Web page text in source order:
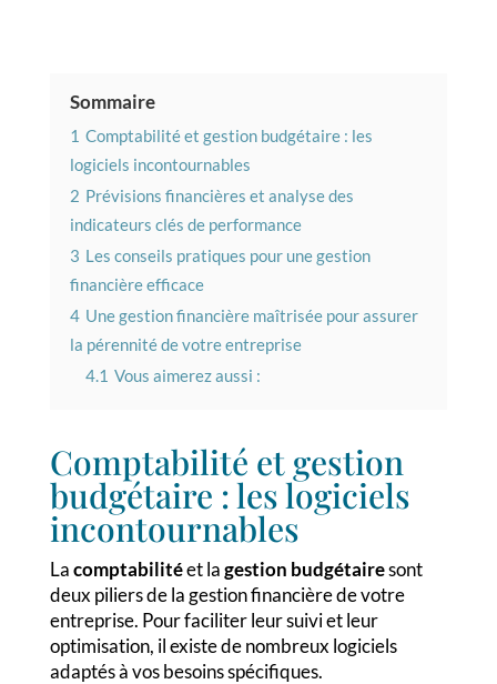
Sommaire
1 Comptabilité et gestion budgétaire : les
logiciels incontournables
2 Prévisions financières et analyse des
indicateurs clés de performance
3 Les conseils pratiques pour une gestion
financière efficace
4 Une gestion financière maîtrisée pour assurer
la pérennité de votre entreprise
4.1 Vous aimerez aussi :
Comptabilité et gestion
budgétaire : les logiciels
incontournables
Lacomptabilitéet lagestion budgétairesont
deux piliers de la gestion financière de votre
entreprise. Pour faciliter leur suivi et leur
optimisation, il existe de nombreux logiciels
adaptés à vos besoins spécifiques.